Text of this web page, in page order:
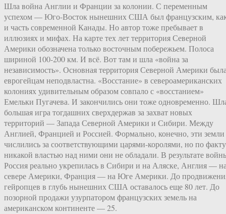
Шла война Англии и Франции за колонии. С переменным
успехом — Юго-Восток нынешних США был французским,
и часть современной Канады. Но автор тоже пребывает в
иллюзиях и мифах. На карте тех лет территория Северной
Америки обозначена только восточным побережьем. Полоса
шириной 100-200 км. И всё. Вот там и шла «война за
независимость». Основная территория Северной Америки
еврогейцам неподвластна. «Восстание» в североамериканских
колониях удивительным образом совпало с «восстанием»
Емельки Пугачева. И закончились они тоже одновременно.
большая игра тогдашних сверхдержав за захват новых
территорий — Запада Северной Америки и Сибири. Между
Англией, Францией и Россией. Формально, конечно, эти земли
числились за соответствующими царями-королями, но по факту
никакой властью над ними они не обладали. В результате
Россия реально укрепилась в Сибири и на Аляске, Англия —
севере Америки, Франция — на Юге Америки. До
гейропцев в глубь нынешних США оставалось еще 80 лет. До
позорной продажи узурпатором французских земель на
американском континенте — 25.